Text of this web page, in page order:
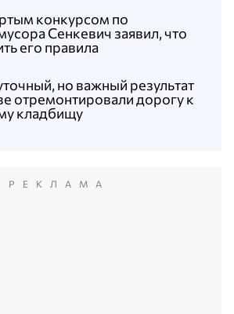
но важный результат
отремонтировали дорогу к
кладбищу
конкурсом по
Сенкевич заявил, что
его правила
РЕКЛАМА